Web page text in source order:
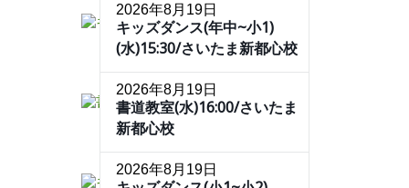
2026年8月19日
キッズダンス(年中~小1)
(水)15:30/さいたま新都心校
2026年8月19日
書道教室(水)16:00/さいたま
新都心校
2026年8月19日